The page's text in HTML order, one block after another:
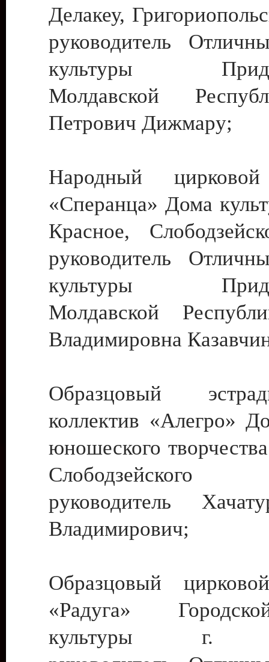
Делакеу,
руководитель
культуры
Молдавской
Петрович Дижмару;
Народный цирковой
«Сперанца» Дома
Красное,
руководитель
культуры
Молдавской
Владимировна
Образцовый
коллектив «Алегро»
юношеского
руководитель
Владимирович;
Образцовый
«Радуга»
культуры г.